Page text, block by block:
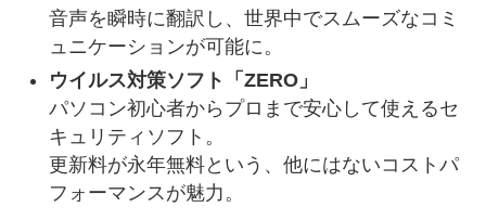
音声を瞬時に翻訳し、世界中でスムーズなコミ
ュニケーションが可能に。
ウイルス対策ソフト「ZERO」
パソコン初心者からプロまで安心して使えるセ
キュリティソフト。
更新料が永年無料という、他にはないコストパ
フォーマンスが魅力。